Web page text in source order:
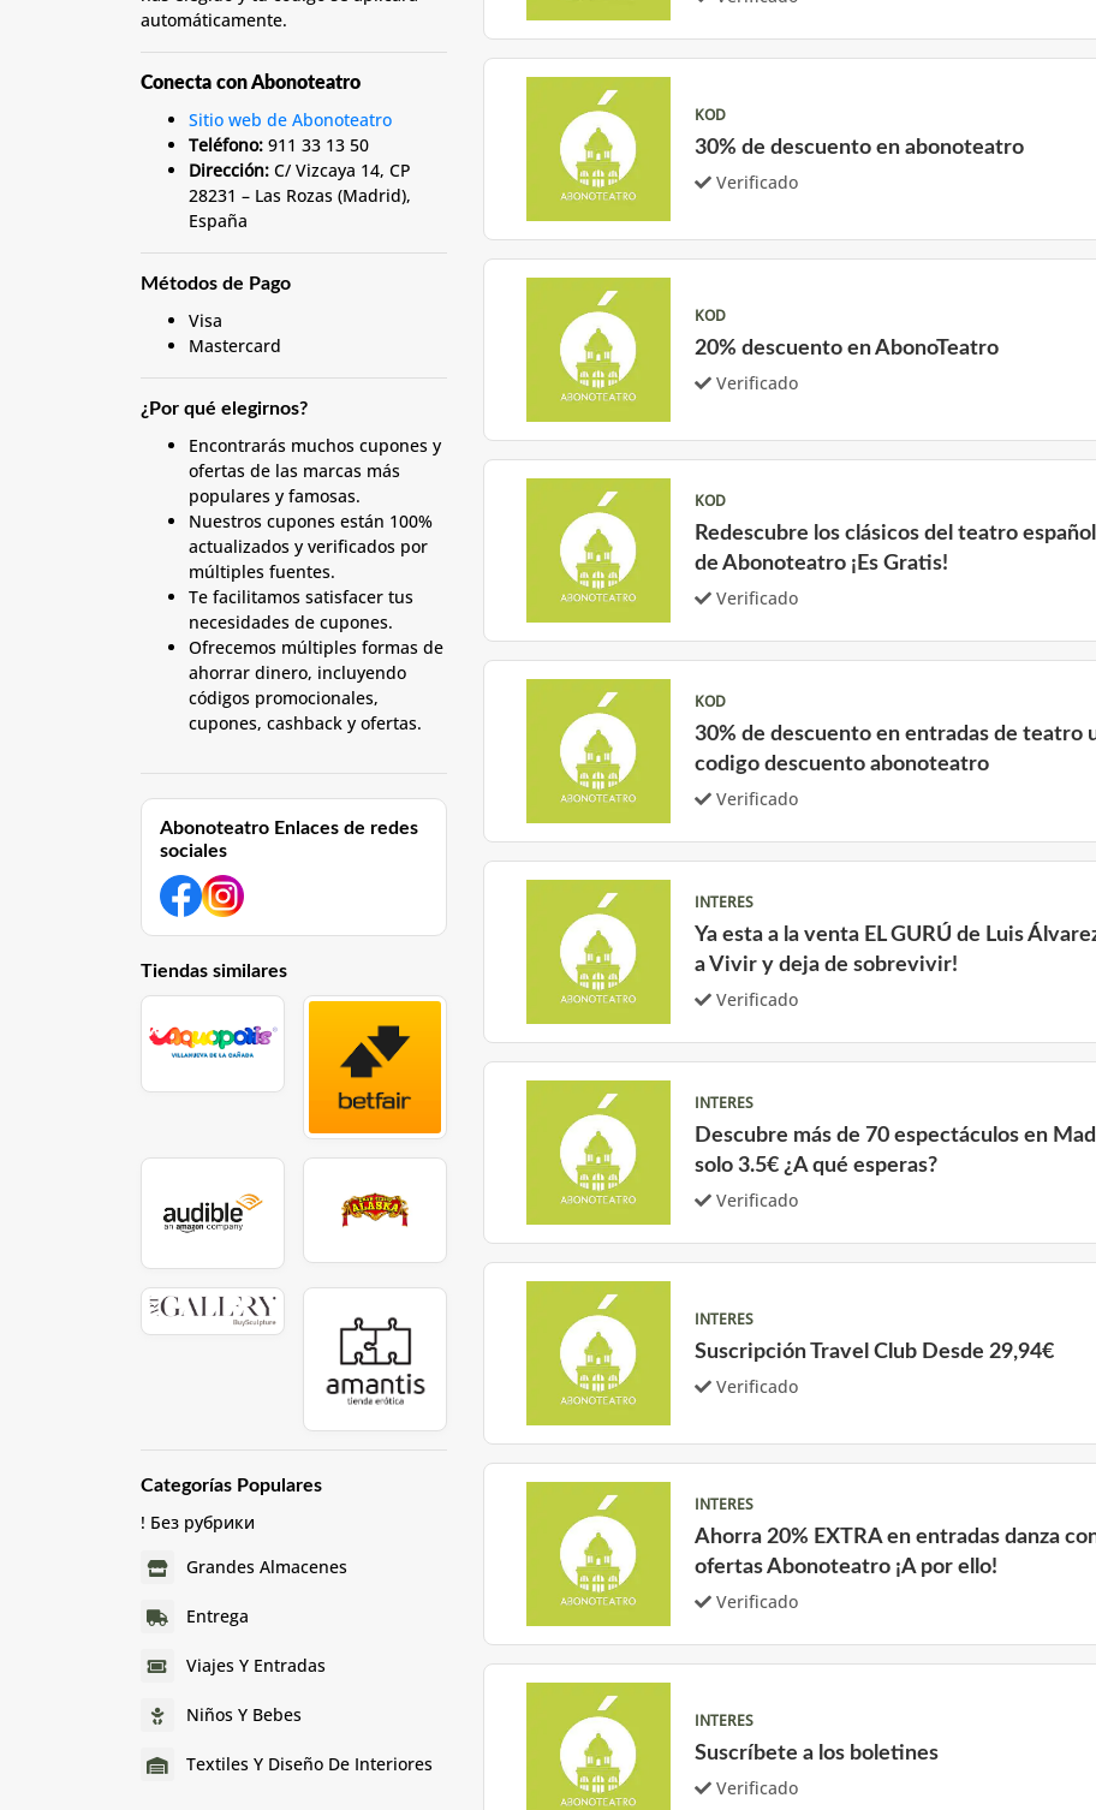
KOD
30% de descuento en abonoteatro
Verificado
KOD
20% descuento en AbonoTeatro
Verificado
KOD
Redescubre los clásicos del teatro
de Abonoteatro ¡Es Gratis!
Verificado
KOD
30% de descuento en entradas de teatro
codigo descuento abonoteatro
Verificado
INTERES
Ya esta a la venta EL GURÚ de Luis
a Vivir y deja de sobrevivir!
Verificado
INTERES
Descubre más de 70 espectáculos en
solo 3.5€ ¿A qué esperas?
Verificado
INTERES
Suscripción Travel Club Desde 29,94€
Verificado
INTERES
Ahorra 20% EXTRA en entradas danza
ofertas Abonoteatro ¡A por ello!
Verificado
INTERES
Suscríbete a los boletines
Verificado
automáticamente.
Conecta con Abonoteatro
Sitio web de Abonoteatro
Teléfono: 911 33 13 50
Dirección: C/ Vizcaya 14, CP
28231 – Las Rozas (Madrid),
España
Métodos de Pago
Visa
Mastercard
¿Por qué elegirnos?
Encontrarás muchos cupones y
ofertas de las marcas más
populares y famosas.
Nuestros cupones están 100%
actualizados y verificados por
múltiples fuentes.
Te facilitamos satisfacer tus
necesidades de cupones.
Ofrecemos múltiples formas de
ahorrar dinero, incluyendo
códigos promocionales,
cupones, cashback y ofertas.
Abonoteatro Enlaces de redes
sociales
Tiendas similares
Categorías Populares
! Без рубрики
Grandes Almacenes
Entrega
Viajes Y Entradas
Niños Y Bebes
Textiles Y Diseño De Interiores